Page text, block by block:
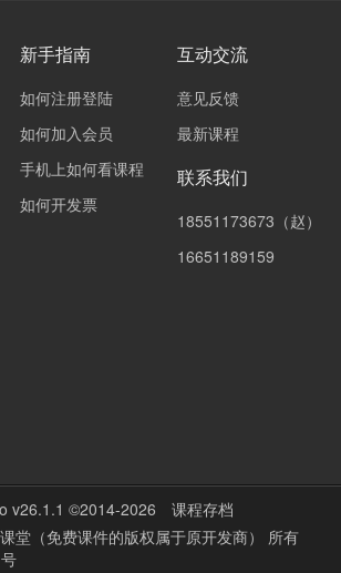
新手指南
如何注册登陆
如何加入会员
手机上如何看课程
如何开发票
互动交流
意见反馈
最新课程
联系我们
18551173673（赵）
16651189159
v26.1.1 ©2014-2026
课程存档
堂（免费课件的版权属于原开发商） 所有